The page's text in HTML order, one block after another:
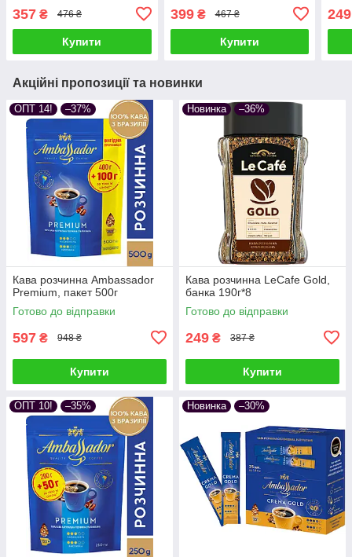
357 ₴ 476 ₴
Купити
399₴ 467 ₴
Купити
249
Акційні пропозиції та новинки
ОПТ 14! –37%
Кава розчинна Ambassador
Premium, пакет 500г
Готово до відправки
597 ₴ 948 ₴
Купити
Новинка –36%
Кава розчинна LeCafe Gold,
банка 190г*8
Готово до відправки
249 ₴ 387 ₴
Купити
ОПТ 10! –35% Новинка –30%